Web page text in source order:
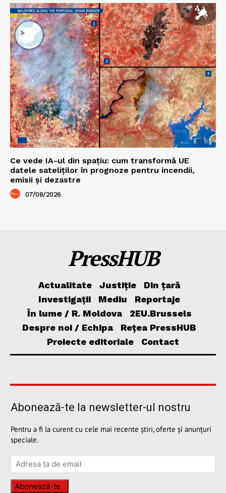
Ce vede IA-ul din spațiu: cum transformă UE
datele sateliților în prognoze pentru incendii,
emisii și dezastre
07/08/2026
PressHUB
Actualitate Justiție
Din țară
Investigații
Mediu
Reportaje
În lume / R. Moldova
2EU.Brussels
Despre noi / Echipa
Rețea PressHUB
Proiecte editoriale
Contact
Abonează-te la newsletter-ul nostru
Pentru a fi la curent cu cele mai recente știri, oferte și anunțuri
speciale.
Abonează-te